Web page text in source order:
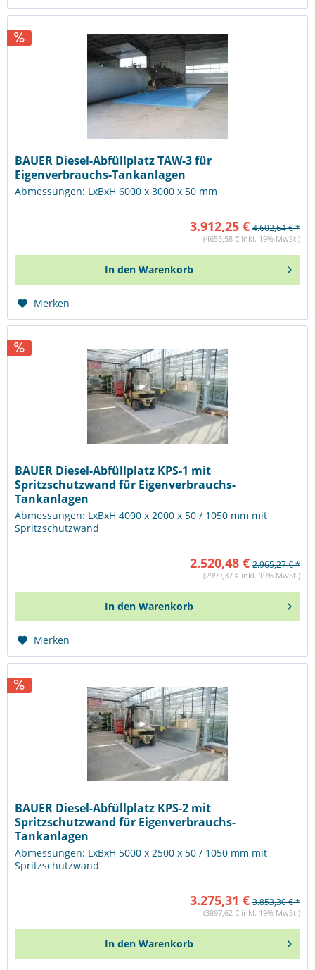
BAUER Diesel-Abfüllplatz TAW-3 für
Eigenverbrauchs-Tankanlagen
Abmessungen: LxBxH 6000 x 3000 x 50 mm
3.912,25 € 4.602,64 € *
(4655,58 € inkl. 19% MwSt.)
In den Warenkorb
Merken
BAUER Diesel-Abfüllplatz KPS-1 mit
Spritzschutzwand für Eigenverbrauchs-
Tankanlagen
Abmessungen: LxBxH 4000 x 2000 x 50 / 1050 mm mit
Spritzschutzwand
2.520,48 € 2.965,27 € *
(2999,37 € inkl. 19% MwSt.)
In den Warenkorb
Merken
BAUER Diesel-Abfüllplatz KPS-2 mit
Spritzschutzwand für Eigenverbrauchs-
Tankanlagen
Abmessungen: LxBxH 5000 x 2500 x 50 / 1050 mm mit
Spritzschutzwand
3.275,31 € 3.853,30 € *
(3897,62 € inkl. 19% MwSt.)
In den Warenkorb